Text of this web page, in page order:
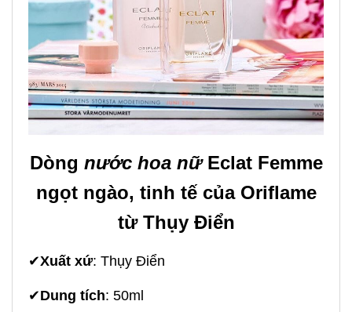
Dòng nước hoa nữEclat Femme
ngọt ngào, tinh tế của Oriflame
từ Thụy Điển
✔Xuất xứ: Thụy Điển
✔Dung tích: 50ml